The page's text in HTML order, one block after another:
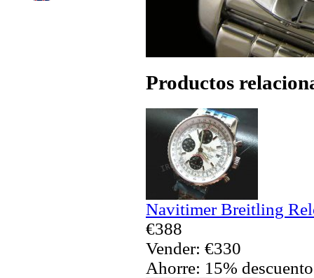
Productos
Navitimer Breitling
€388
Vender: €330
Ahorre: 15% descuento